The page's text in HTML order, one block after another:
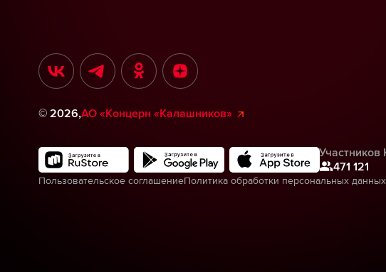
© 2026,АО «Концерн «Калашников»
Участников
471 121
Пользовательское соглашениеПолитика обработки персональных данных